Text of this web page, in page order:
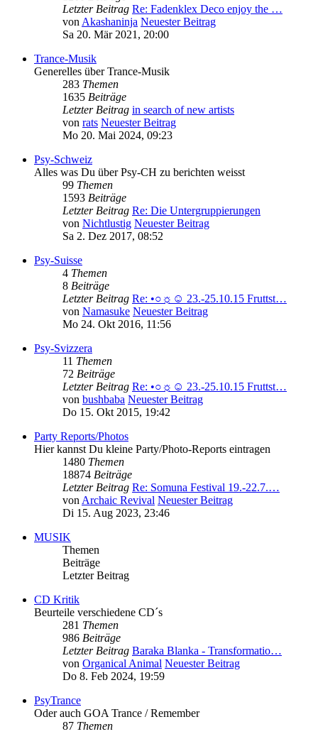
Letzter Beitrag Re: Fadenklex Deco enjoy the …
vonAkashaninja Neuester Beitrag
Sa 20. Mär 2021, 20:00
Trance-Musik
Generelles über Trance-Musik
283 Themen
1635 Beiträge
Letzter Beitrag in search of new artists
von rats Neuester Beitrag
Mo 20. Mai 2024, 09:23
Psy-Schweiz
Alles was Du über Psy-CH zu berichten weisst
99 Themen
1593 Beiträge
Letzter Beitrag Re: Die Untergruppierungen
von Nichtlustig Neuester Beitrag
Sa 2. Dez 2017, 08:52
Psy-Suisse
4 Themen
8 Beiträge
Letzter Beitrag Re: •○☼☺ 23.-25.10.15 Fruttst…
von Namasuke Neuester Beitrag
Mo 24. Okt 2016, 11:56
Psy-Svizzera
11 Themen
72 Beiträge
Letzter Beitrag Re: •○☼☺ 23.-25.10.15 Fruttst…
von bushbaba Neuester Beitrag
Do 15. Okt 2015, 19:42
Party Reports/Photos
Hier kannst Du kleine Party/Photo-Reports eintragen
1480 Themen
18874 Beiträge
Letzter Beitrag Re: Somuna Festival 19.-22.7.…
vonArchaic Revival Neuester Beitrag
Di 15. Aug 2023, 23:46
MUSIK
Themen
Beiträge
Letzter Beitrag
CD Kritik
Beurteile verschiedene CD´s
281 Themen
986 Beiträge
Letzter Beitrag Baraka Blanka - Transformatio…
von Organical Animal Neuester Beitrag
Do 8. Feb 2024, 19:59
PsyTrance
Oder auch GOA Trance / Remember
87 Themen